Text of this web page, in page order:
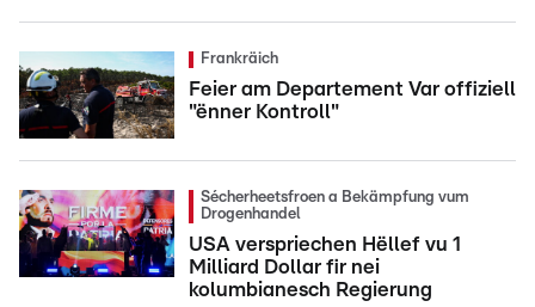
Frankräich
Feier am Departement Var offiziell
"ënner Kontroll"
Sécherheetsfroen a Bekämpfung vum
Drogenhandel
USA verspriechen Hëllef vu 1
Milliard Dollar fir nei
kolumbianesch Regierung